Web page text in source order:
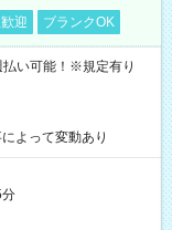
迎 ブランクOK
い可能！※規定有り
よって変動あり